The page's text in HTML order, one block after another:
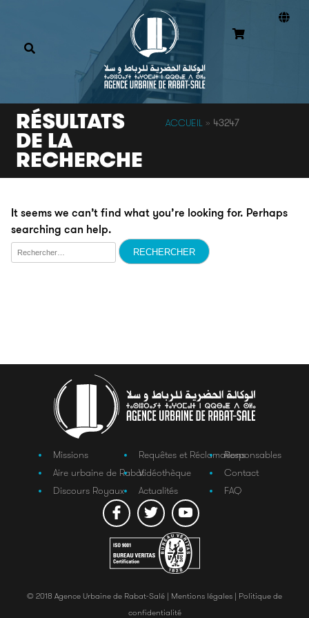
RÉSULTATS
DE LA
RECHERCHE
ACCUEIL » 43247
It seems we can’t find what you’re looking for. Perhaps
searching can help.
Rechercher :
Missions
Aire urbaine de Rabat
Discours Royaux
Requêtes et Réclamations
Vidéothèque
Actualités
Responsables
Contact
FAQ
© 2018 Agence Urbaine de Rabat-Salé | Mentions légales | Politique de
confidentialité